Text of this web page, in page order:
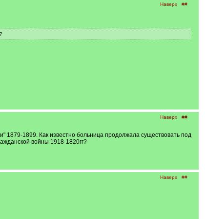
Наверх ##
Наверх ##
1879-1899. Как известно больница продолжала существовать под
войны 1918-1820гг?
Наверх ##